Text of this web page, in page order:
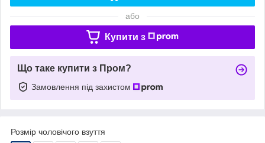
або
Купити з
Що таке купити з Пром?
Замовлення під захистом
Розмір чоловічого взуття